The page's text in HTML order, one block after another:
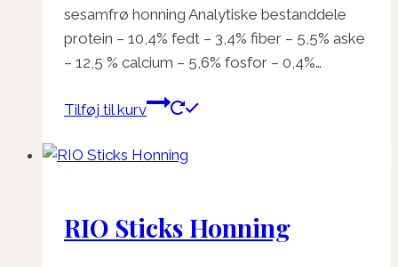
sesamfrø honning Analytiske bestanddele
protein – 10,4% fedt – 3,4% fiber – 5,5% aske
– 12,5 % calcium – 5,6% fosfor – 0,4%…
Tilføj til kurv
RIO Sticks Honning